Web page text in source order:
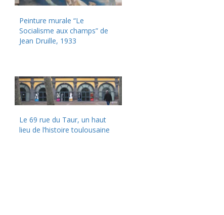
Peinture murale “Le
Socialisme aux champs” de
Jean Druille, 1933
Le 69 rue du Taur, un haut
lieu de l’histoire toulousaine